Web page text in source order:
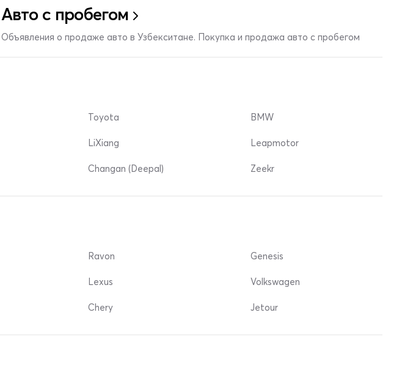
Авто с пробегом
Объявления о продаже авто в Узбекситане. Покупка и продажа авто с пробегом
Toyota
LiXiang
Changan (Deepal)
BMW
Leapmotor
Zeekr
Ravon
Lexus
Chery
Genesis
Volkswagen
Jetour